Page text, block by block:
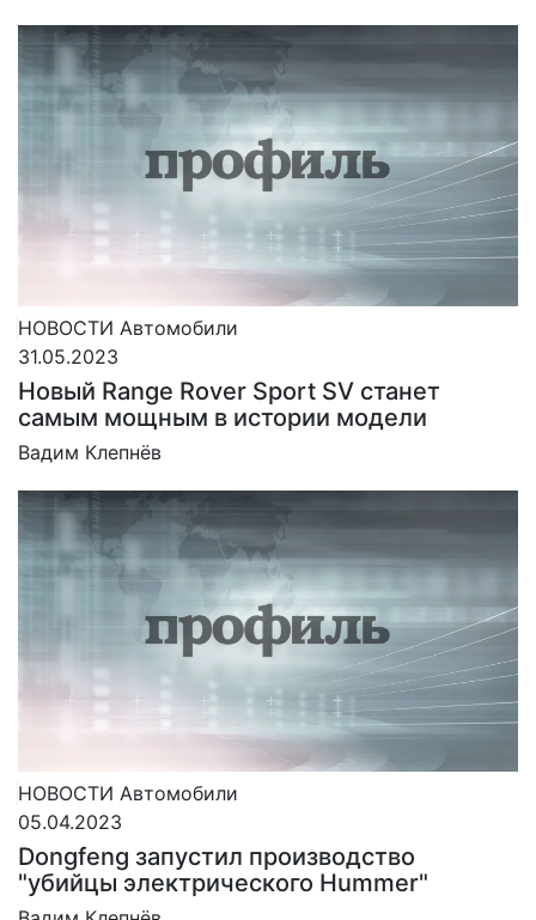
НОВОСТИ Автомобили
31.05.2023
Новый Range Rover Sport SV станет
самым мощным в истории модели
Вадим Клепнёв
НОВОСТИ Автомобили
05.04.2023
Dongfeng запустил производство
"убийцы электрического Hummer"